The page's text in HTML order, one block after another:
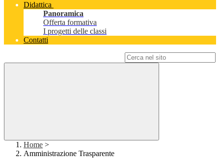
Didattica
Panoramica
Offerta formativa
I progetti delle classi
Contatti
Home >
Amministrazione Trasparente